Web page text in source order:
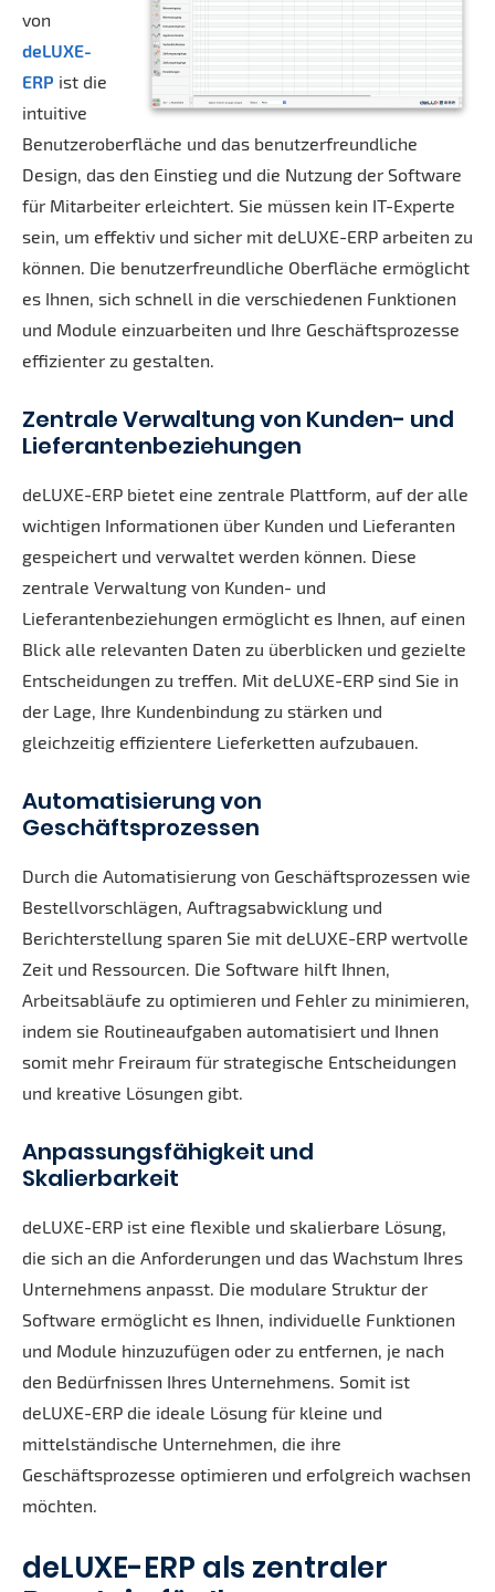
von
deLUXE-
ERP ist die
intuitive
Benutzeroberfläche und das benutzerfreundliche
Design, das den Einstieg und die Nutzung der Software
für Mitarbeiter erleichtert. Sie müssen kein IT-Experte
sein, um effektiv und sicher mit deLUXE-ERP arbeiten zu
können. Die benutzerfreundliche Oberfläche ermöglicht
es Ihnen, sich schnell in die verschiedenen Funktionen
und Module einzuarbeiten und Ihre Geschäftsprozesse
effizienter zu gestalten.
Zentrale Verwaltung von Kunden- und
Lieferantenbeziehungen
deLUXE-ERP bietet eine zentrale Plattform, auf der alle
wichtigen Informationen über Kunden und Lieferanten
gespeichert und verwaltet werden können. Diese
zentrale Verwaltung von Kunden- und
Lieferantenbeziehungen ermöglicht es Ihnen, auf einen
Blick alle relevanten Daten zu überblicken und gezielte
Entscheidungen zu treffen. Mit deLUXE-ERP sind Sie in
der Lage, Ihre Kundenbindung zu stärken und
gleichzeitig effizientere Lieferketten aufzubauen.
Automatisierung von
Geschäftsprozessen
Durch die Automatisierung von Geschäftsprozessen wie
Bestellvorschlägen, Auftragsabwicklung und
Berichterstellung sparen Sie mit deLUXE-ERP wertvolle
Zeit und Ressourcen. Die Software hilft Ihnen,
Arbeitsabläufe zu optimieren und Fehler zu minimieren,
indem sie Routineaufgaben automatisiert und Ihnen
somit mehr Freiraum für strategische Entscheidungen
und kreative Lösungen gibt.
Anpassungsfähigkeit und
Skalierbarkeit
deLUXE-ERP ist eine flexible und skalierbare Lösung,
die sich an die Anforderungen und das Wachstum Ihres
Unternehmens anpasst. Die modulare Struktur der
Software ermöglicht es Ihnen, individuelle Funktionen
und Module hinzuzufügen oder zu entfernen, je nach
den Bedürfnissen Ihres Unternehmens. Somit ist
deLUXE-ERP die ideale Lösung für kleine und
mittelständische Unternehmen, die ihre
Geschäftsprozesse optimieren und erfolgreich wachsen
möchten.
deLUXE-ERP als zentraler